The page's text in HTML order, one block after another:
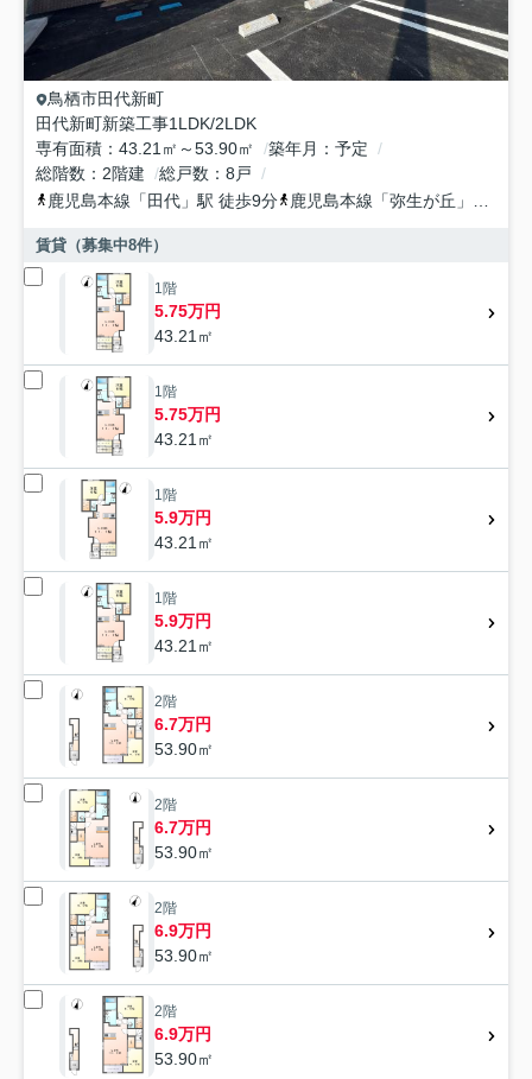
鳥栖市田代新町
田代新町新築工事1LDK/2LDK
専有面積
43.21㎡～53.90㎡ 築年月
予定
総階数
2階建 総戸数
8戸
鹿児島本線 「 田代 」駅 徒歩9分 鹿児島本線 「弥生が丘 」駅 徒歩22分
賃貸（募集中8件）
1階
5.75万円
43.21㎡
1階
5.75万円
43.21㎡
1階
5.9万円
43.21㎡
1階
5.9万円
43.21㎡
2階
6.7万円
53.90㎡
2階
6.7万円
53.90㎡
2階
6.9万円
53.90㎡
2階
6.9万円
53.90㎡